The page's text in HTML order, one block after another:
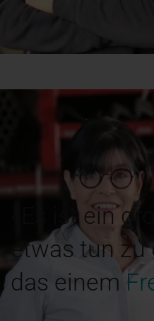
«Es ist ein
etwas tun zu
das einem